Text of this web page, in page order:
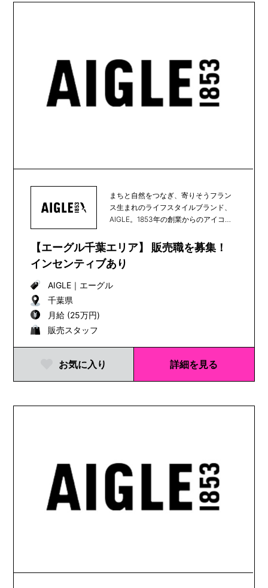
まちと自然をつなぎ、寄りそうフラン
ス生まれのライフスタイルブランド、
AIGLE。1853年の創業からのアイコン
【エーグル千葉エリア】 販売職を募集！
インセンティブあり
AIGLE｜ エーグル
千葉県
月給 (25万円)
販売スタッフ
お気に入り 詳細を見る